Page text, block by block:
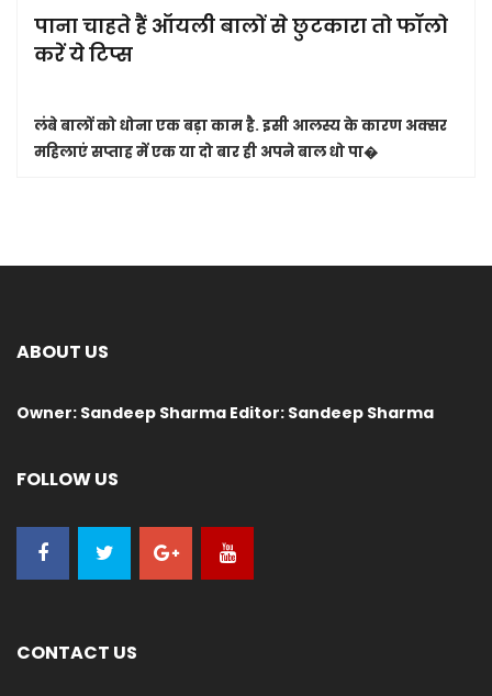
पाना चाहते हैं ऑयली बालों से छुटकारा तो फॉलो
करें ये टिप्स
लंबे बालों को धोना एक बड़ा काम है. इसी आलस्य के कारण अक्सर
महिलाएं सप्ताह में एक या दो बार ही अपने बाल धो पा�
ABOUT US
Owner: Sandeep Sharma Editor: Sandeep Sharma
FOLLOW US
CONTACT US